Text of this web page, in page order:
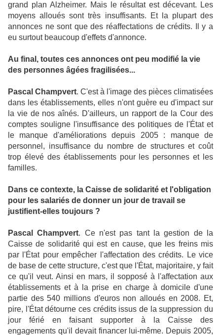
grand plan Alzheimer. Mais le résultat est décevant. Les
moyens alloués sont très insuffisants. Et la plupart des
annonces ne sont que des réaffectations de crédits. Il y a
eu surtout beaucoup d'effets d'annonce.
Au final, toutes ces annonces ont peu modifié la vie
des personnes âgées fragilisées...
Pascal Champvert. C'est à l'image des pièces climatisées
dans les établissements, elles n'ont guère eu d'impact sur
la vie de nos aînés. D'ailleurs, un rapport de la Cour des
comptes souligne l'insuffisance des politiques de l'État et
le manque d'améliorations depuis 2005 : manque de
personnel, insuffisance du nombre de structures et coût
trop élevé des établissements pour les personnes et les
familles.
Dans ce contexte, la Caisse de solidarité et l'obligation
pour les salariés de donner un jour de travail se
justifient-elles toujours ?
Pascal Champvert. Ce n'est pas tant la gestion de la
Caisse de solidarité qui est en cause, que les freins mis
par l'État pour empêcher l'affectation des crédits. Le vice
de base de cette structure, c'est que l'État, majoritaire, y fait
ce qu'il veut. Ainsi en mars, il sopposé à l'affectation aux
établissements et à la prise en charge à domicile d'une
partie des 540 millions d'euros non alloués en 2008. Et,
pire, l'État détourne ces crédits issus de la suppression du
jour férié en faisant supporter à la Caisse des
engagements qu'il devait financer lui-même. Depuis 2005,